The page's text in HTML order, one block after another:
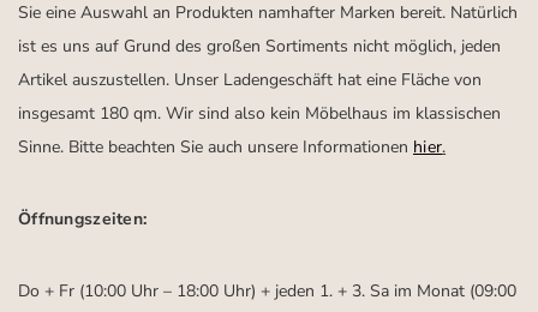
Sie eine Auswahl an Produkten namhafter Marken bereit. Natürlich
ist es uns auf Grund des großen Sortiments nicht möglich, jeden
Artikel auszustellen. Unser Ladengeschäft hat eine Fläche von
insgesamt 180 qm. Wir sind also kein Möbelhaus im klassischen
Sinne. Bitte beachten Sie auch unsere Informationen hier.
Öffnungszeiten:
Do + Fr (10:00 Uhr – 18:00 Uhr) + jeden 1. + 3. Sa im Monat (09:00